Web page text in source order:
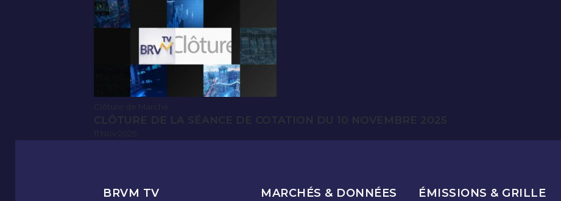
CLÔTURE DE LA SÉANCE DE COTATION DU 10 NOVEMBRE 2025
BRVM TV MARCHÉS & DONNÉES
ÉMISSIONS & GRILLE